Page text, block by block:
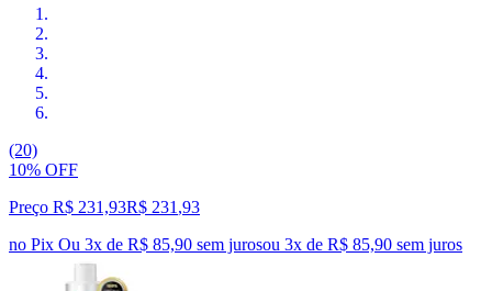
(20)
10% OFF
Preço R$ 231,93R$ 231 ,93
no Pix Ou 3x de R$ 85,90 sem jurosou 3x de R$ 85,90 sem juros